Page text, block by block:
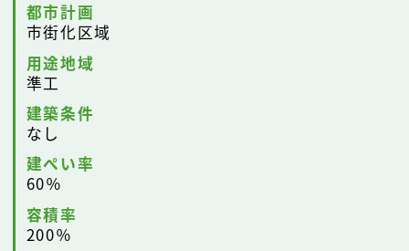
都市計画
市街化区域
用途地域
準工
建築条件
なし
建ぺい率
60％
容積率
200％